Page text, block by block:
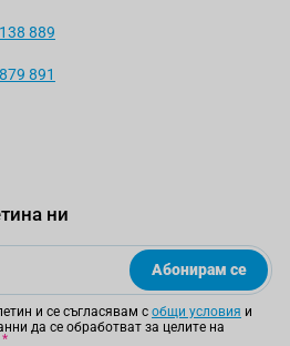
889
891
ни
Абонирам се
и се съгласявам с общи условия и
да се обработват за целите на